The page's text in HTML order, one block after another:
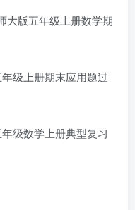
版五年级上册数学期
上册期末应用题过
数学上册典型复习